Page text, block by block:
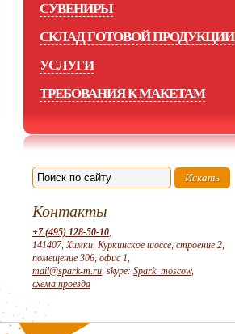
СУВЕНИРЫ
СКЛАД ГОТОВОЙ ПРОДУКЦИИ
УСЛУГИ
ТРЕБОВАНИЯ К МАКЕТАМ
Контакты
+7 (495) 128-50-10,
141407, Химки, Куркинское шоссе, строение 2,
помещение 306, офис 1,
mail@spark-m.ru, skype: Spark_moscow,
схема проезда